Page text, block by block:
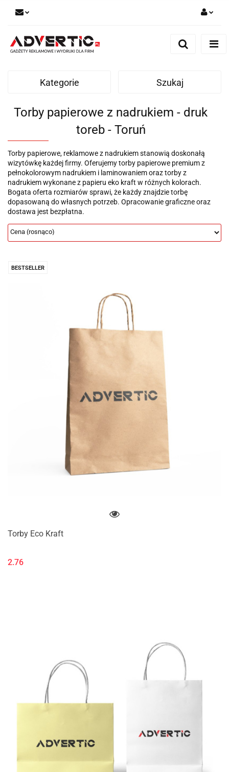
Zaloguj się
Zgody cookies
Kategorie Szukaj
Torby papierowe z nadrukiem - druk
toreb - Toruń
Torby papierowe, reklamowe z nadrukiem stanowią doskonałą
wizytówkę każdej firmy. Oferujemy torby papierowe premium z
pełnokolorowym nadrukiem i laminowaniem oraz torby z
nadrukiem wykonane z papieru eko kraft w różnych kolorach.
Bogata oferta rozmiarów sprawi, że każdy znajdzie torbę
dopasowaną do własnych potrzeb. Opracowanie graficzne oraz
dostawa jest bezpłatna.
BESTSELLER
Torby Eco Kraft
2.76